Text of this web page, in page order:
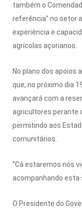
também o
referência” no setor
experiência e
agrícolas açorianos.
No plano dos apoios
que, no próximo dia
avançará com a
agricultores perante
permitindo aos
comunitários.
“Cá estaremos nós
acompanhando esta
O Presidente do